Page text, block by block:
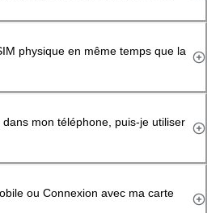
physique en même temps que la
mon téléphone, puis-je utiliser
ou Connexion avec ma carte